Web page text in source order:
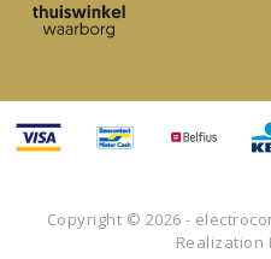
Copyright © 2026 -
Realization